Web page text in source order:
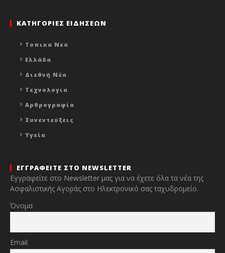
ΚΑΤΗΓΟΡΙΕΣ ΕΙΔΗΣΕΩΝ
Τοπικα Νεα
Ελλάδα
Διεθνή Νέα
Τεχνολογια
Αρθρογραφία
Συνεντεύξεις
Υγεία
ΕΓΓΡΑΦΕΙΤΕ ΣΤΟ NEWSLETTER
Εγγραφείτε στο Newsletter μας για να έχετε όλα τα νέα της
Ασφαλιστικής Αγοράς στο Ηλεκτρονικό σας ταχυδρομείο.
Όνομα
Email